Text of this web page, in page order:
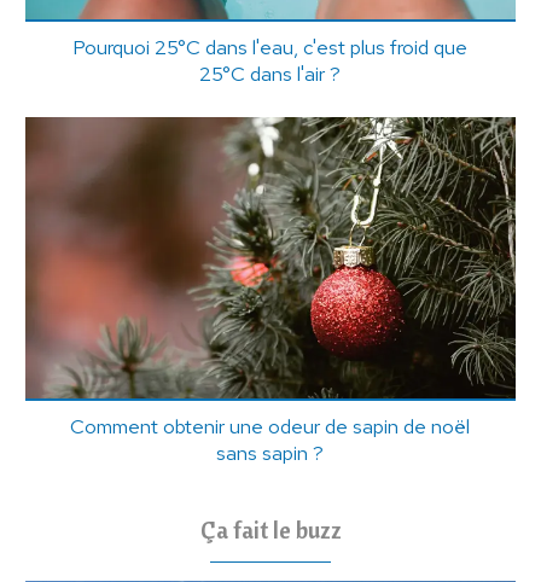
Pourquoi 25°C dans l'eau, c'est plus froid que
25°C dans l'air ?
Comment obtenir une odeur de sapin de noël
sans sapin ?
Ça fait le buzz